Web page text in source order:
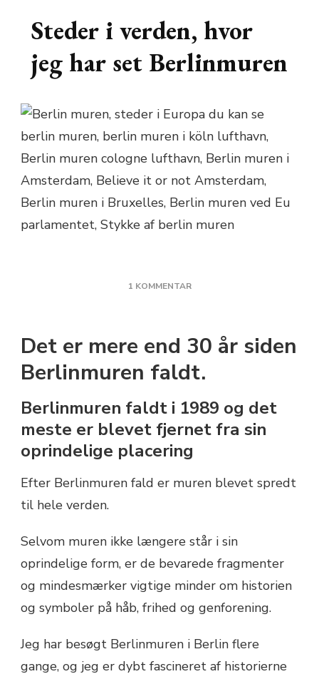
Steder i verden, hvor
jeg har set Berlinmuren
1 KOMMENTARTIL
HVOR
HAR
BERLINMUREN
Det er mere end 30 år siden
Berlinmuren faldt.
Berlinmuren faldt i 1989 og det
meste er blevet fjernet fra sin
oprindelige placering
Efter Berlinmuren fald er muren blevet spredt
til hele verden.
Selvom muren ikke længere står i sin
oprindelige form, er de bevarede fragmenter
og mindesmærker vigtige minder om historien
og symboler på håb, frihed og genforening.
Jeg har besøgt Berlinmuren i Berlin flere
gange, og jeg er dybt fascineret af historierne